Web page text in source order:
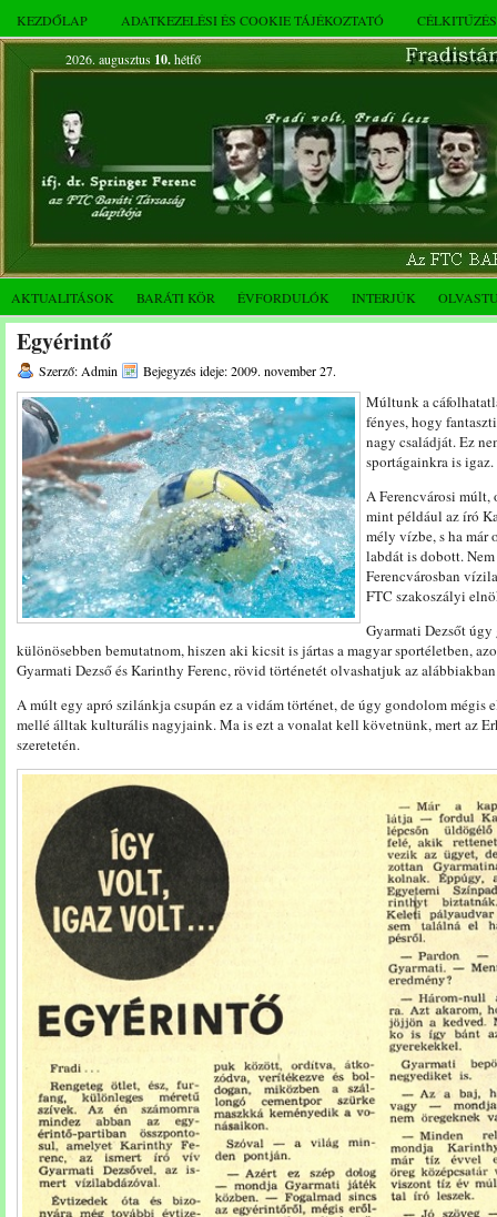
KEZDŐLAP ADATKEZELÉSI ÉS COOKIE TÁJÉKOZTATÓ
2026. augusztus 10.hétfő
AKTUALITÁSOK BARÁTI KÖR ÉVFORDULÓK INTERJÚK
Egyérintő
Szerző: Admin Bejegyzés ideje: 2009. november 27.
Múltunk a
fényes, hogy
nagy családját. Ez
sportágainkra is igaz.
A Ferencvárosi
mint például az író
mély vízbe, s ha már
labdát is dobott.
Ferencvárosban
FTC szakoszályi
Gyarmati Dezsőt
különösebben bemutatnom, hiszen aki kicsit is jártas a magyar sportéletben,
Gyarmati Dezső és Karinthy Ferenc, rövid történetét olvashatjuk az
A múlt egy apró szilánkja csupán ez a vidám történet, de úgy gondolom
mellé álltak kulturális nagyjaink. Ma is ezt a vonalat kell követnünk, mert az
szeretetén.